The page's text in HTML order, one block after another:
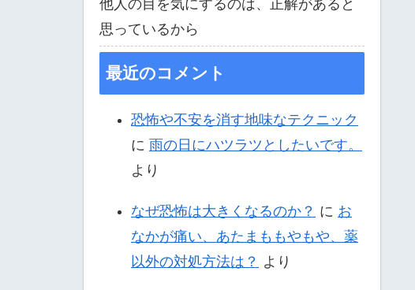
他人の目を気にするのは、正解があると
思っているから
最近のコメント
恐怖や不安を消す地味なテクニック
に 雨の日にハツラツとしたいです。
より
なぜ恐怖は大きくなるのか？ に お
なかが痛い、あたまももやもや、薬
以外の対処方法は？ より